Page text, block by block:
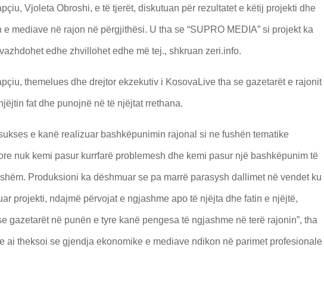
Vjoleta Obroshi, e të tjerët, diskutuan për rezultatet e këtij projekti dhe
e mediave në rajon në përgjithësi. U tha se “SUPRO MEDIA” si projekt ka
edhe zhvillohet edhe më tej., shkruan zeri.info.
themelues dhe drejtor ekzekutiv i KosovaLive tha se gazetarët e rajonit
fat dhe punojnë në të njëjtat rrethana.
e kanë realizuar bashkëpunimin rajonal si ne fushën tematike
nuk kemi pasur kurrfarë problemesh dhe kemi pasur një bashkëpunim të
Produksioni ka dëshmuar se pa marrë parasysh dallimet në vendet ku
projekti, ndajmë përvojat e ngjashme apo të njëjta dhe fatin e njëjtë,
gazetarët në punën e tyre kanë pengesa të ngjashme në terë rajonin”, tha
ai theksoi se gjendja ekonomike e mediave ndikon në parimet profesionale